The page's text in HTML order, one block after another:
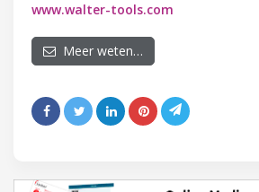
www.walter-tools.com
Meer weten…